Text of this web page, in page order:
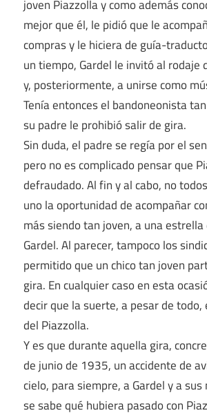
joven Piazzolla y como además
mejor que él, le pidió que le
compras y le hiciera de guía-
un tiempo, Gardel le invitó al rodaje
y, posteriormente, a unirse como
Tenía entonces el bandoneonista
su padre le prohibió salir de gira.
Sin duda, el padre se regía por el
pero no es complicado pensar que
defraudado. Al fin y al cabo, no
uno la oportunidad de acompañar
más siendo tan joven, a una
Gardel. Al parecer, tampoco los
permitido que un chico tan joven
gira. En cualquier caso en esta
decir que la suerte, a pesar de todo,
del Piazzolla.
Y es que durante aquella gira,
de junio de 1935, un accidente de
cielo, para siempre, a Gardel y a sus
se sabe qué hubiera pasado con